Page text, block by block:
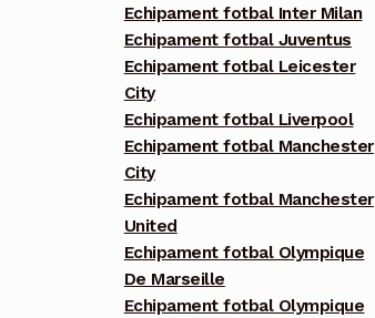
Echipament fotbal Inter Milan
Echipament fotbal Juventus
Echipament fotbal Leicester
City
Echipament fotbal Liverpool
Echipament fotbal Manchester
City
Echipament fotbal Manchester
United
Echipament fotbal Olympique
De Marseille
Echipament fotbal Olympique